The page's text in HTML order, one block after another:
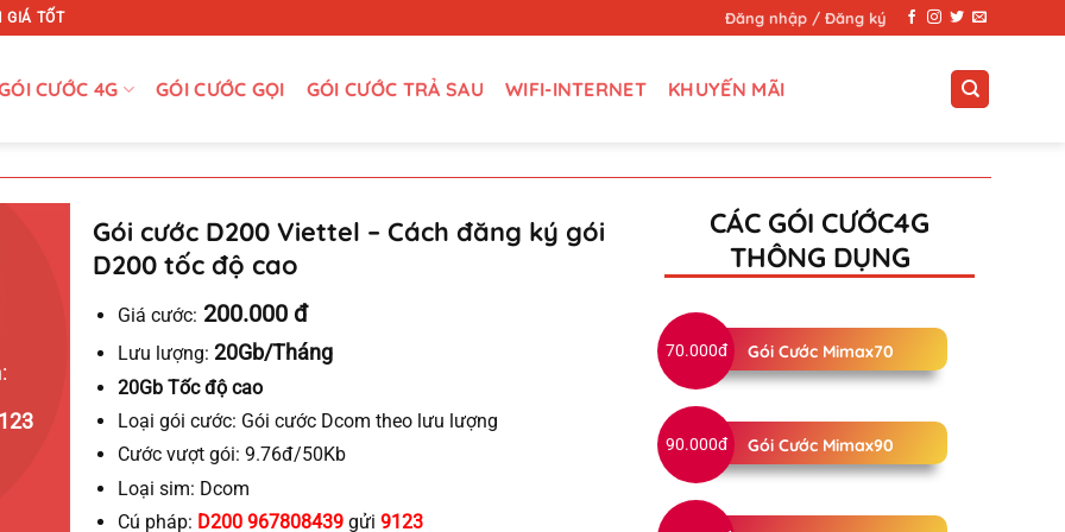
GIÁ TỐT Đăng nhập / Đăng ký
CƯỚC 4G GÓI CƯỚC GỌI GÓI CƯỚC TRẢ SAU WIFI-INTERNET KHUYẾN MÃI
Gói cước D200 Viettel – Cách đăng ký gói
D200 tốc độ cao
Giá cước: 200.000 đ
Lưu lượng:20Gb/Tháng
20Gb Tốc độ cao
Loại gói cước: Gói cước Dcom theo lưu lượng
Cước vượt gói:9.76đ/50Kb
Loại sim: Dcom
Cú pháp: D200 967808439gửi9123
CÁC GÓI CƯỚC4G
THÔNG DỤNG
70.000đ Gói Cước Mimax70
90.000đ Gói Cước Mimax90